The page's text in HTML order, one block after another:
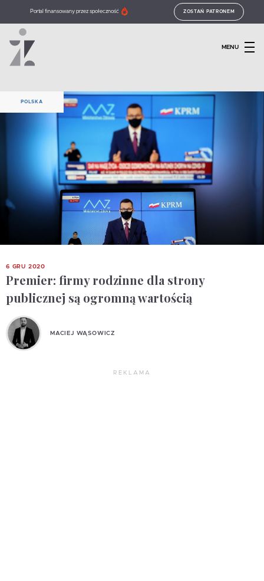
Portal finansowany przez społeczność ZOSTAŃ PATRONEM
MENU
POLSKA
6 GRU 2020
Premier: firmy rodzinne dla strony
publicznej są ogromną wartością
MACIEJ WĄSOWICZ
REKLAMA